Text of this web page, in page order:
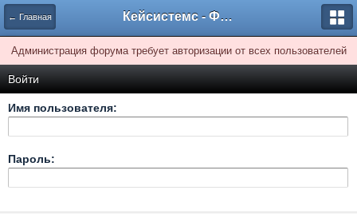
← Главная Кейсистемс - Форумы
Администрация форума требует авторизации от всех пользователей
Войти
Имя пользователя:
Пароль: